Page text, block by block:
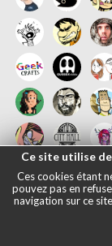
Ce site utilise
Ces cookies étant
pouvez pas en
navigation sur ce